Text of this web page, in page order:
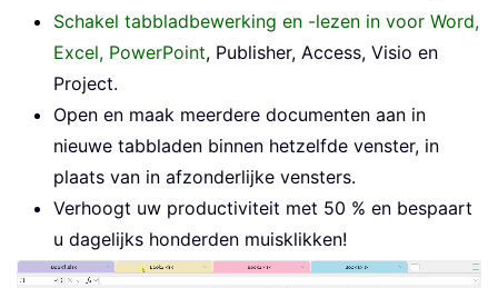
Schakel tabbladbewerking en -lezen in voor Word,
Excel, PowerPoint, Publisher, Access, Visio en
Project.
Open en maak meerdere documenten aan in
nieuwe tabbladen binnen hetzelfde venster, in
plaats van in afzonderlijke vensters.
Verhoogt uw productiviteit met 50 % en bespaart
u dagelijks honderden muisklikken!